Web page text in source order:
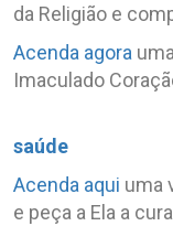
da Religião e
Acenda agora
Imaculado
saúde
Acenda aqui uma
e peça a Ela a